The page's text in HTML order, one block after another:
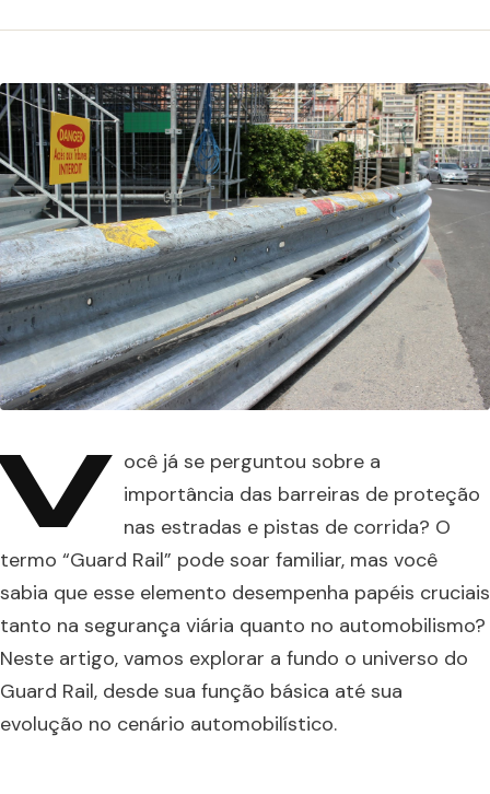
ocê já se perguntou sobre a
importância das barreiras de proteção
nas estradas e pistas de corrida? O
termo “Guard Rail” pode soar familiar, mas você
sabia que esse elemento desempenha papéis cruciais
tanto na segurança viária quanto no automobilismo?
Neste artigo, vamos explorar a fundo o universo do
Guard Rail, desde sua função básica até sua
evolução no cenário automobilístico.